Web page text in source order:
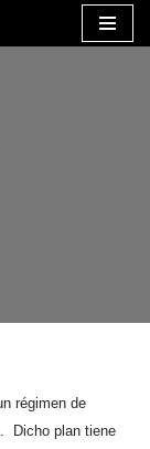
régimen de
Dicho plan tiene